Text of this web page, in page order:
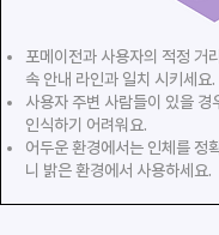
포메이전과 사용자의 적정 거
속 안내 라인과 일치 시키세요.
사용자 주변 사람들이 있을 경
인식하기 어려워요.
어두운 환경에서는 인체를 정
니 밝은 환경에서 사용하세요.